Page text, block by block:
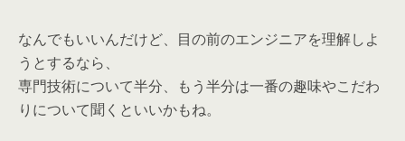
なんでもいいんだけど、目の前のエンジニアを理解しよ
うとするなら、
専門技術について半分、もう半分は一番の趣味やこだわ
りについて聞くといいかもね。